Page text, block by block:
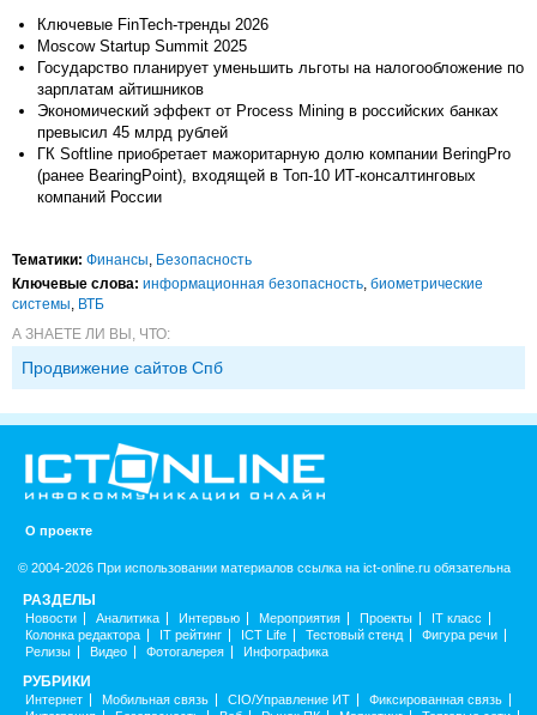
Ключевые FinTech-тренды 2026
Moscow Startup Summit 2025
Государство планирует уменьшить льготы на налогообложение по
зарплатам айтишников
Экономический эффект от Process Mining в российских банках
превысил 45 млрд рублей
ГК Softline приобретает мажоритарную долю компании BeringPro
(ранее BearingPoint), входящей в Топ-10 ИТ-консалтинговых
компаний России
Тематики: Финансы, Безопасность
Ключевые слова: информационная безопасность, биометрические
системы, ВТБ
А ЗНАЕТЕ ЛИ ВЫ, ЧТО:
Продвижение сайтов Спб
О проекте
© 2004-2026 При использовании материалов ссылка на ict-online.ru обязательна
РАЗДЕЛЫ
Новости Аналитика Интервью Мероприятия Проекты
IT класс
Колонка редактора
IT рейтинг ICT Life Тестовый стенд
Фигура речи
Релизы
Видео Фотогалерея Инфографика
РУБРИКИ
Интернет Мобильная связь CIO/Управление ИТ
Фиксированная связь